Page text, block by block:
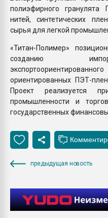
полиэфирного
нитей, синтетических
сырья для легкой
«Титан-Полимер»
созданию
ориентированных ПЭТ-
Проект реализуется
промышленности и
государственных
предыдущая новость